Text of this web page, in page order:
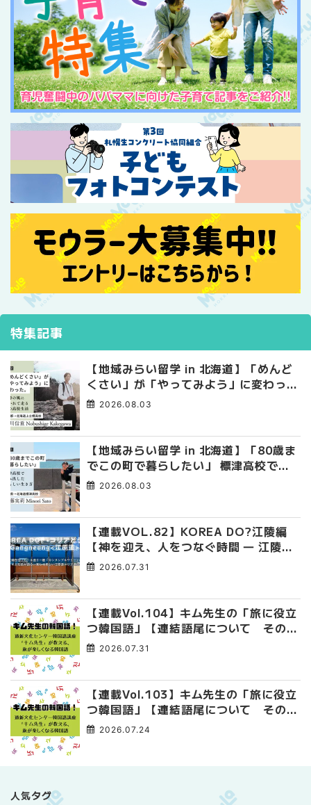
特集記事
【地域みらい留学 in 北海道】「めんど
くさい」が「やってみよう」に変わっ
た。 十勝の風に吹かれて走る、僕の泥
2026.08.03
【地域みらい留学 in 北海道】「80歳ま
でこの町で暮らしたい」 標津高校で踏
み出した、私らしい生き方
2026.08.03
【連載VOL.82】KOREA DO?江陵編
【神を迎え、人をつなぐ時間 ― 江陵端
午祭 】
2026.07.31
【連載Vol.104】キム先生の「旅に役立
つ韓国語」【連結語尾について その
4】2026.07.31
【連載Vol.103】キム先生の「旅に役立
つ韓国語」【連結語尾について その
3】2026.07.24
人気タグ